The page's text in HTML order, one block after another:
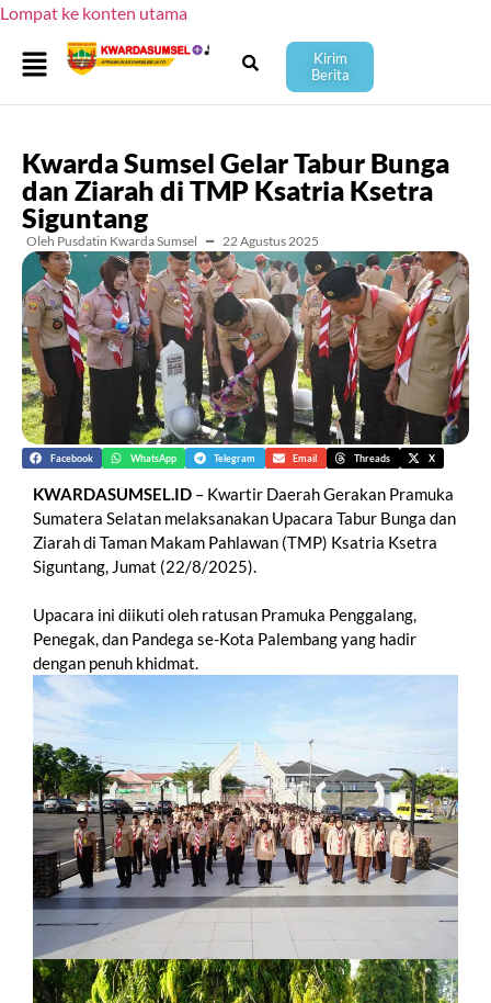
Lompat ke konten utama
Kirim
Berita
Kwarda Sumsel Gelar Tabur Bunga
dan Ziarah di TMP Ksatria Ksetra
Siguntang
Oleh Pusdatin Kwarda Sumsel ━ 22 Agustus 2025
Facebook WhatsApp Telegram Email Threads X
KWARDASUMSEL.ID – Kwartir Daerah Gerakan Pramuka
Sumatera Selatan melaksanakan Upacara Tabur Bunga dan
Ziarah di Taman Makam Pahlawan (TMP) Ksatria Ksetra
Siguntang, Jumat (22/8/2025).
Upacara ini diikuti oleh ratusan Pramuka Penggalang,
Penegak, dan Pandega se-Kota Palembang yang hadir
dengan penuh khidmat.